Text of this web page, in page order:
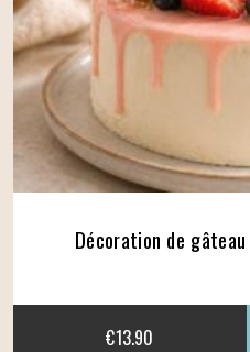
Décoration de
€13.90